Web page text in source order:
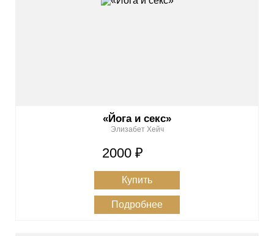
«Йога и секс»
Элизабет Хейч
2000 ₽
Купить
Подробнее